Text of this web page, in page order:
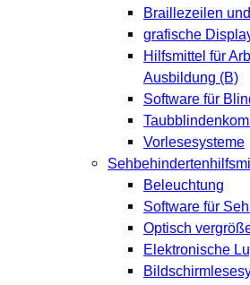
Braillezeilen
grafische
Hilfsmittel für
Ausbildung (B)
Software für
Vorlesesysteme
Beleuchtung
Software für
Optisch
Elektronische